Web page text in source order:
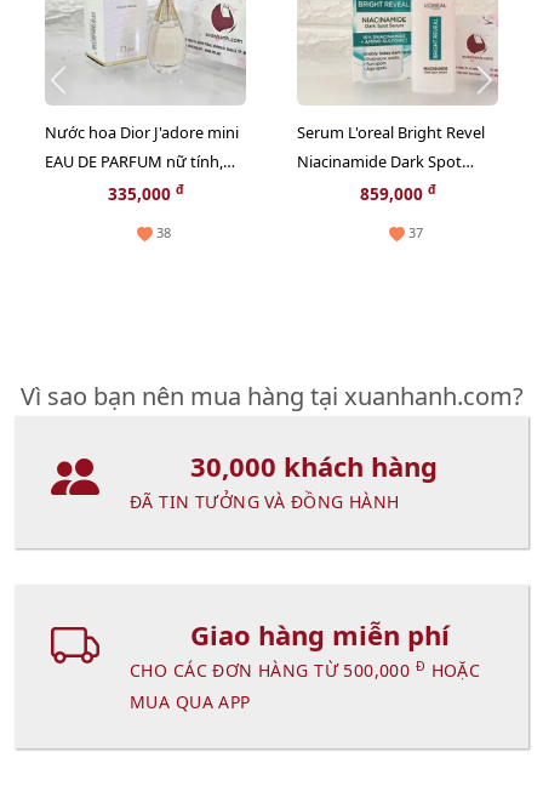
Nước hoa Dior J'adore mini
EAU DE PARFUM nữ tính,
sang trọng - EDP, 5ml.
335,000 đ
38
Serum L'oreal Bright Revel
Niacinamide Dark Spot
trắng rạng rỡ và giảm sạm
859,000 đ
37
Vì sao bạn nên mua hàng tại xuanhanh.com?
30,000 khách hàng
ĐÃ TIN TƯỞNG VÀ ĐỒNG HÀNH
Giao hàng miễn phí
CHO CÁC ĐƠN HÀNG TỪ 500,000 Đ HOẶC
MUA QUA APP